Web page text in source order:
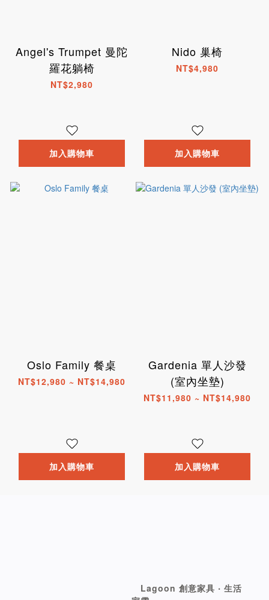
Angel's Trumpet 曼陀
羅花躺椅
NT$2,980
加入購物車
Nido 巢椅
NT$4,980
加入購物車
Oslo Family 餐桌
NT$12,980 ~ NT$14,980
加入購物車
Gardenia 單人沙發
(室內坐墊)
NT$11,980 ~ NT$14,980
加入購物車
Lagoon 創意家具 ‧ 生活